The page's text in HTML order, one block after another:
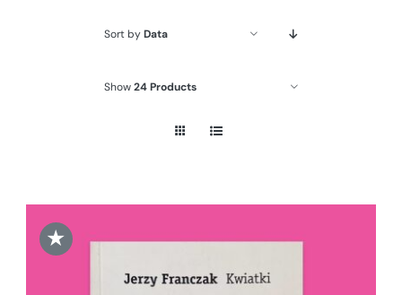
Sort byData
Show24 Products
★